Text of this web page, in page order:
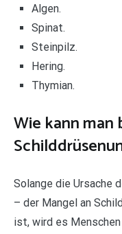
Algen.
Spinat.
Steinpilz.
Hering.
Thymian.
Wie kann man
Solange die Ursache
– der Mangel an
ist, wird es